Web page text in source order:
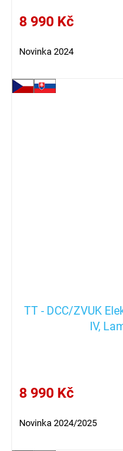
8 990 Kč
Novinka 2024
TT - DCC/ZVUK
IV,
8 990 Kč
Novinka 2024/2025